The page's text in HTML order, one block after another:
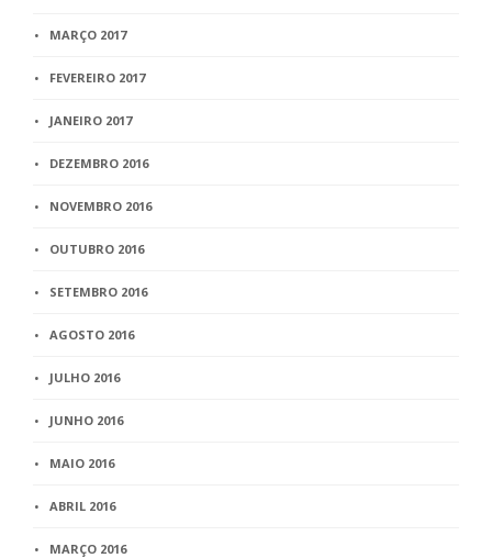
MARÇO 2017
FEVEREIRO 2017
JANEIRO 2017
DEZEMBRO 2016
NOVEMBRO 2016
OUTUBRO 2016
SETEMBRO 2016
AGOSTO 2016
JULHO 2016
JUNHO 2016
MAIO 2016
ABRIL 2016
MARÇO 2016